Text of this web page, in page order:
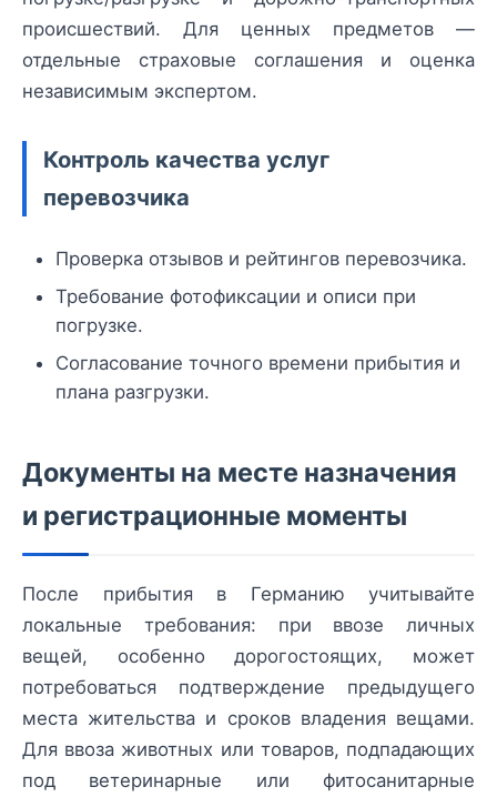
происшествий. Для ценных предметов —
отдельные страховые соглашения и оценка
независимым экспертом.
Контроль качества услуг
перевозчика
Проверка отзывов и рейтингов перевозчика.
Требование фотофиксации и описи при
погрузке.
Согласование точного времени прибытия и
плана разгрузки.
Документы на месте назначения
и регистрационные моменты
После прибытия в Германию учитывайте
локальные требования: при ввозе личных
вещей, особенно дорогостоящих, может
потребоваться подтверждение предыдущего
места жительства и сроков владения вещами.
Для ввоза животных или товаров, подпадающих
под ветеринарные или фитосанитарные